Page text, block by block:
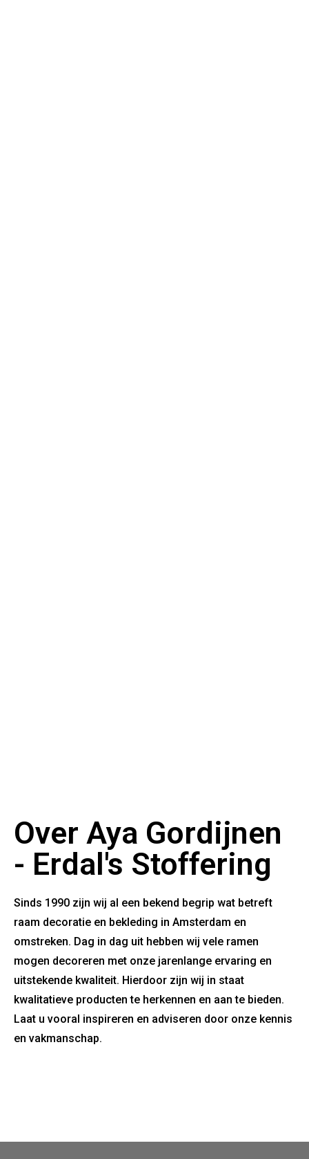
Over Aya Gordijnen
- Erdal's Stoffering
Sinds 1990 zijn wij al een bekend begrip wat betreft
raam decoratie en bekleding in Amsterdam en
omstreken. Dag in dag uit hebben wij vele ramen
mogen decoreren met onze jarenlange ervaring en
uitstekende kwaliteit. Hierdoor zijn wij in staat
kwalitatieve producten te herkennen en aan te bieden.
Laat u vooral inspireren en adviseren door onze kennis
en vakmanschap.